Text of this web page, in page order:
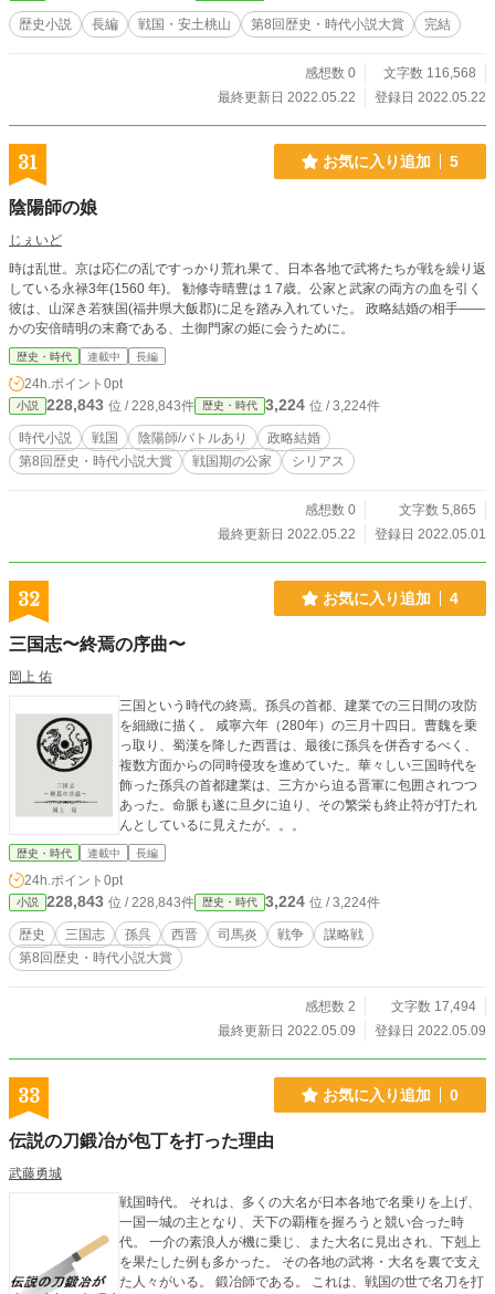
歴史小説 長編 戦国・安土桃山 第8回歴史・時代小説大賞 完結
感想数 0
文字数 116,568
最終更新日 2022.05.22
登録日 2022.05.22
31 お気に入り追加 5
陰陽師の娘
じぇいど
時は乱世。京は応仁の乱ですっかり荒れ果て、日本各地で武将たちが戦を繰り返
している永禄3年(1560 年)。 勧修寺晴豊は１7歳。公家と武家の両方の血を引く
彼は、山深き若狭国(福井県大飯郡)に足を踏み入れていた。 政略結婚の相手――
かの安倍晴明の末裔である、土御門家の姫に会うために。
歴史・時代 連載中 長編
24h.ポイント 0pt
小説 228,843 位 / 228,843件 歴史・時代 3,224 位 / 3,224件
時代小説 戦国 陰陽師/バトルあり
政略結婚
第8回歴史・時代小説大賞
戦国期の公家 シリアス
感想数 0
文字数 5,865
最終更新日 2022.05.22
登録日 2022.05.01
32 お気に入り追加 4
三国志〜終焉の序曲〜
岡上 佑
三国という時代の終焉。孫呉の首都、建業での三日間の攻防
を細緻に描く。 咸寧六年（280年）の三月十四日。曹魏を乗
っ取り、蜀漢を降した西晋は、最後に孫呉を併呑するべく、
複数方面からの同時侵攻を進めていた。華々しい三国時代を
飾った孫呉の首都建業は、三方から迫る晋軍に包囲されつつ
あった。命脈も遂に旦夕に迫り、その繁栄も終止符が打たれ
んとしているに見えたが。。。
歴史・時代 連載中 長編
24h.ポイント 0pt
小説 228,843 位 / 228,843件 歴史・時代 3,224 位 / 3,224件
歴史 三国志 孫呉 西晋 司馬炎 戦争
謀略戦
第8回歴史・時代小説大賞
感想数 2
文字数 17,494
最終更新日 2022.05.09
登録日 2022.05.09
33 お気に入り追加 0
伝説の刀鍛冶が包丁を打った理由
武藤勇城
戦国時代。 それは、多くの大名が日本各地で名乗りを上げ、
一国一城の主となり、天下の覇権を握ろうと競い合った時
代。 一介の素浪人が機に乗じ、また大名に見出され、下剋上
を果たした例も多かった。 その各地の武将・大名を裏で支え
た人々がいる。 鍛冶師である。 これは、戦国の世で名刀を打